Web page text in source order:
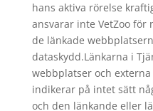
hans aktiva rörelse
ansvarar inte VetZoo för
de länkade
dataskydd.Länkarna i
webbplatser och
indikerar på intet sätt
och den länkande eller